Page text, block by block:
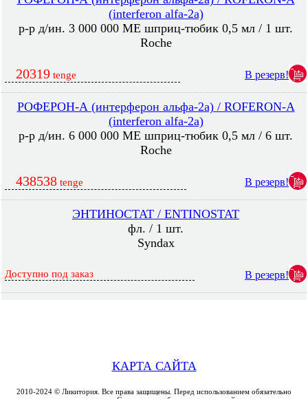
(interferon alfa-2a)
р-р д/ин. 3 000 000 МЕ шприц-тюбик 0,5 мл / 1 шт.
Roche
20319 tenge В резерв!
РОФЕРОН-А (интерферон альфа-2а) / ROFERON-A
(interferon alfa-2a)
р-р д/ин. 6 000 000 МЕ шприц-тюбик 0,5 мл / 6 шт.
Roche
438538 tenge В резерв!
ЭНТИНОСТАТ / ENTINOSTAT
фл. / 1 шт.
Syndax
Доступно под заказ В резерв!
КАРТА САЙТА
2010-2024 © Ликитория. Все права защищены. Перед использованием обязательно